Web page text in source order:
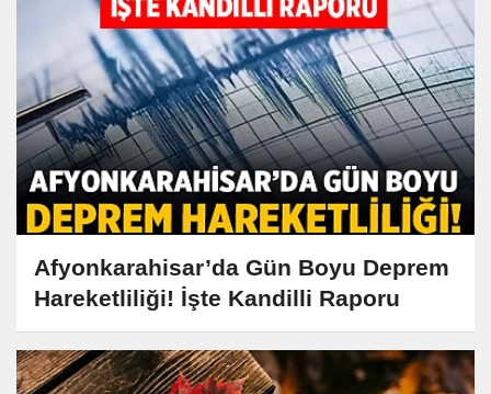
Afyonkarahisar’da Gün Boyu Deprem
Hareketliliği! İşte Kandilli Raporu